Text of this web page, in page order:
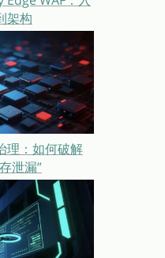
架构
理：如何破解
泄漏”